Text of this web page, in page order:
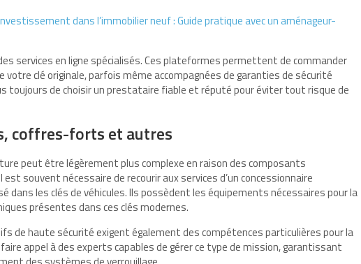
dans l’immobilier neuf : Guide pratique avec un aménageur-
services en ligne spécialisés. Ces plateformes permettent de commander
votre clé originale, parfois même accompagnées de garanties de sécurité
toujours de choisir un prestataire fiable et réputé pour éviter tout risque de
coffres-forts et autres
peut être légèrement plus complexe en raison des composants
souvent nécessaire de recourir aux services d’un concessionnaire
dans les clés de véhicules. Ils possèdent les équipements nécessaires pour la
présentes dans ces clés modernes.
haute sécurité exigent également des compétences particulières pour la
appel à des experts capables de gérer ce type de mission, garantissant